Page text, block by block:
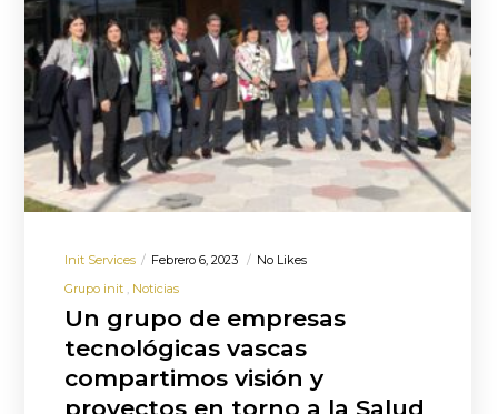
Init Services Febrero 6, 2023
No Likes
Grupo init
Noticias
Un grupo de empresas
tecnológicas vascas
compartimos visión y
proyectos en torno a la Salud